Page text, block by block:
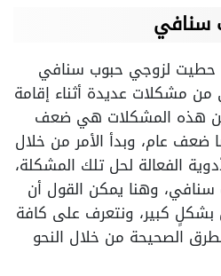
سنافي
حطيت لزوجي حبوب سنافي
من مشكلات عديدة أثناء إقامة
هذه المشكلات هي ضعف
ضعف عام، وبدأ الأمر من خلال
الفعالة لحل تلك المشكلة،
سنافي، وهنا يمكن القول أن
بشكلٍ كبير، ونتعرف على كافة
الصحيحة من خلال النحو